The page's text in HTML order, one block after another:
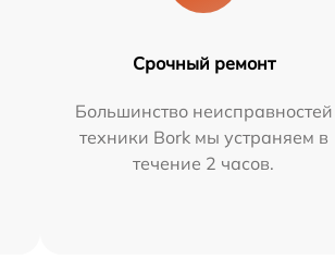
Срочный ремонт
Большинство неисправностей
техники Bork мы устраняем в
течение 2 часов.